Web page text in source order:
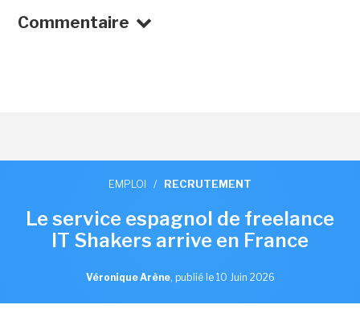
Commentaire
EMPLOI / RECRUTEMENT
Le service espagnol de freelance
IT Shakers arrive en France
Véronique Arène, publié le 10 Juin 2026